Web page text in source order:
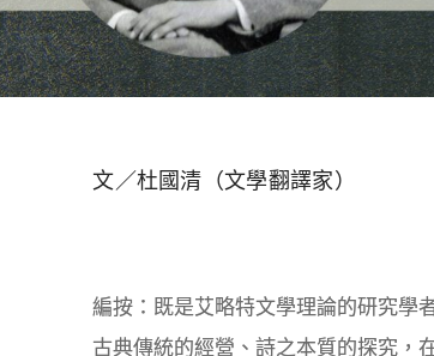
文／杜國清（文學翻譯家）
編按：既是艾略特文學理論的研究學
古典傳統的經營、詩之本質的探究，